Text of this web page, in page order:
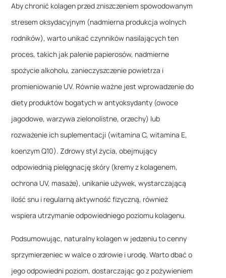
Aby chronić kolagen przed zniszczeniem spowodowanym
stresem oksydacyjnym (nadmierna produkcja wolnych
rodników), warto unikać czynników nasilających ten
proces, takich jak palenie papierosów, nadmierne
spożycie alkoholu, zanieczyszczenie powietrza i
promieniowanie UV. Równie ważne jest wprowadzenie do
diety produktów bogatych w antyoksydanty (owoce
jagodowe, warzywa zielonolistne, orzechy) lub
rozważenie ich suplementacji (witamina C, witamina E,
koenzym Q10). Zdrowy styl życia, obejmujący
odpowiednią pielęgnację skóry (kremy z kolagenem,
ochrona UV, masaże), unikanie używek, wystarczającą
ilość snu i regularną aktywność fizyczną, również
wspiera utrzymanie odpowiedniego poziomu kolagenu.
Podsumowując, naturalny kolagen w jedzeniu to cenny
sprzymierzeniec w walce o zdrowie i urodę. Warto dbać o
jego odpowiedni poziom, dostarczając go z pożywieniem